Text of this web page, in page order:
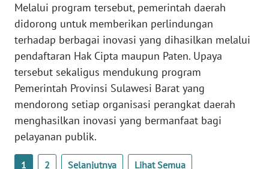
Melalui program tersebut, pemerintah daerah
didorong untuk memberikan perlindungan
terhadap berbagai inovasi yang dihasilkan melalui
pendaftaran Hak Cipta maupun Paten. Upaya
tersebut sekaligus mendukung program
Pemerintah Provinsi Sulawesi Barat yang
mendorong setiap organisasi perangkat daerah
menghasilkan inovasi yang bermanfaat bagi
pelayanan publik.
1 2 Selanjutnya Lihat Semua
LAMPUNG
WN
JATENG
WN
NUSANTARA
WN
JOGJA